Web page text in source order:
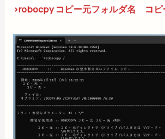
>robocpy コピー元フォルダ名 コ